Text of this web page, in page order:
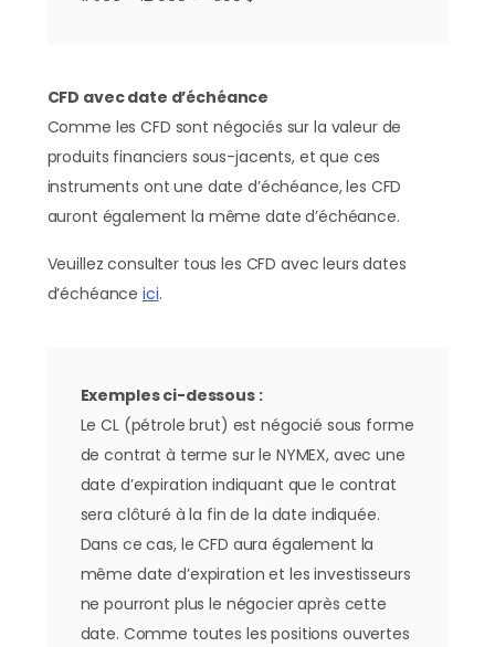
CFD avec date d’échéance
Comme les CFD sont négociés sur la valeur de
produits financiers sous-jacents, et que ces
instruments ont une date d’échéance, les CFD
auront également la même date d’échéance.
Veuillez consulter tous les CFD avec leurs dates
d’échéance ici.
Exemples ci-dessous :
Le CL (pétrole brut) est négocié sous forme
de contrat à terme sur le NYMEX, avec une
date d’expiration indiquant que le contrat
sera clôturé à la fin de la date indiquée.
Dans ce cas, le CFD aura également la
même date d’expiration et les investisseurs
ne pourront plus le négocier après cette
date. Comme toutes les positions ouvertes